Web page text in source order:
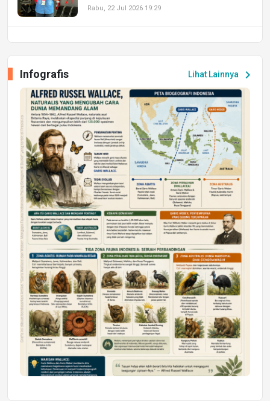
Rabu, 22 Jul 2026 19:29
Peluang Kerja dan Magang
Jumat, 17 Jul 2026 22:30
DAERAH
Astra Motor Kalimantan Timur 2 Dukung
Mahasiswa Samarinda dalam Astra
Honda SDGs Future Leaders 2026
Jumat, 10 Jul 2026 19:01
Lihat Lainnya chevron_right
Infografis